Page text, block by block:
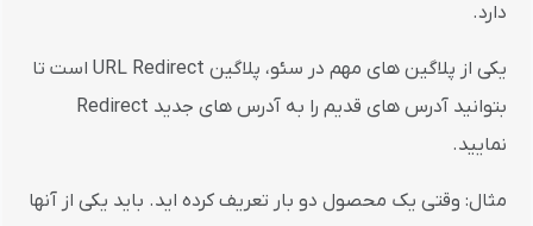
دارد.
یکی از پلاگین های مهم در سئو، پلاگین URL Redirect است تا
بتوانید آدرس های قدیم را به آدرس های جدید Redirect
نمایید.
مثال: وقتی یک محصول دو بار تعریف کرده اید. باید یکی از آنها